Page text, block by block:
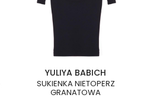
YULIYA BABICH
SUKIENKA NIETOPERZ
GRANATOWA